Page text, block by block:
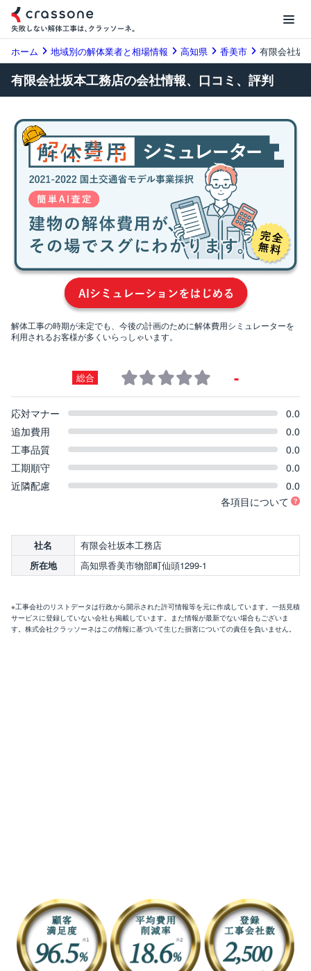
ホーム 地域別の解体業者と相場情報 高知県 香美市 有限会社坂
有限会社坂本工務店の会社情報、口コミ、評判
解体工事の時期が未定でも、今後の計画のために解体費用シミュレーターを
利用されるお客様が多くいらっしゃいます。
総合 -
応対マナー
0.0
追加費用
0.0
工事品質
0.0
工期順守
0.0
近隣配慮
0.0
各項目について
社名 有限会社坂本工務店
所在地 高知県香美市物部町仙頭1299-1
※工事会社のリストデータは行政から開示された許可情報等を元に作成しています。一括見積
サービスに登録していない会社も掲載しています。また情報が最新でない場合もございま
す。株式会社クラッソーネはこの情報に基づいて生じた損害についての責任を負いません。